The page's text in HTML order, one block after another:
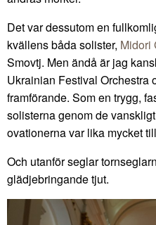
Det var dessutom en
kvällens båda solister, Midori
Smovtj. Men ändå är jag
Ukrainian Festival Orchestra
framförande. Som en trygg,
solisterna genom de
ovationerna var lika mycket
Och utanför seglar
glädjebringande tjut.